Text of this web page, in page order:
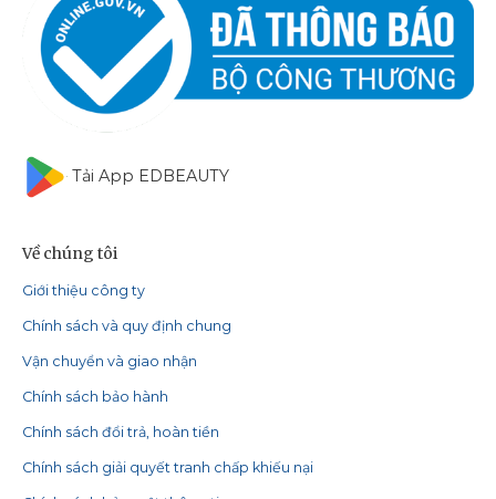
Tải App EDBEAUTY
Về chúng tôi
Giới thiệu công ty
Chính sách và quy định chung
Vận chuyển và giao nhận
Chính sách bảo hành
Chính sách đổi trả, hoàn tiền
Chính sách giải quyết tranh chấp khiếu nại